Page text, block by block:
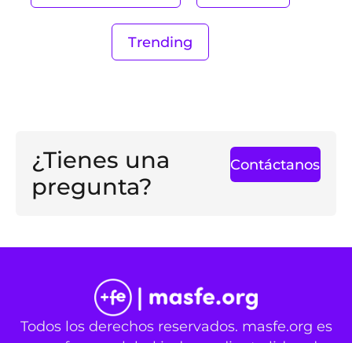
Trending
¿Tienes una
pregunta?
Contáctanos
Todos los derechos reservados. masfe.org es